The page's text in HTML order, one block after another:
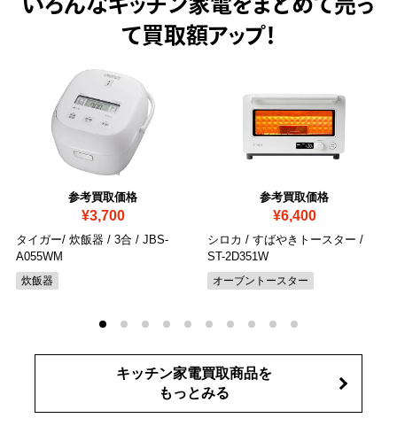
いろんなキッチン家電をまとめて売っ
て買取額アップ！
参考買取価格
¥3,700
タイガー/ 炊飯器 / 3合 / JBS-
A055WM
炊飯器
参考買取価格
¥6,400
シロカ / すばやきトースター /
ST-2D351W
オーブントースター
キッチン家電買取商品を
もっとみる